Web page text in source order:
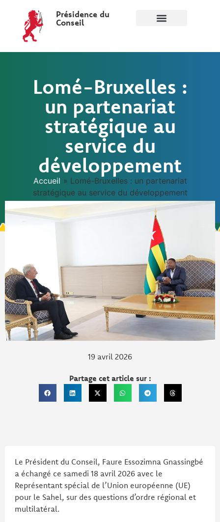
Présidence du
Conseil
Lomé-Bruxelles :
un partenariat
stratégique au
service du
développement
Accueil » Lomé-Bruxelles : un partenariat
stratégique au service du développement
19 avril 2026
Partage cet article sur :
Le Président du Conseil, Faure Essozimna Gnassingbé
a échangé ce samedi 18 avril 2026 avec le
Représentant spécial de l’Union européenne (UE)
pour le Sahel, sur des questions d’ordre régional et
multilatéral.